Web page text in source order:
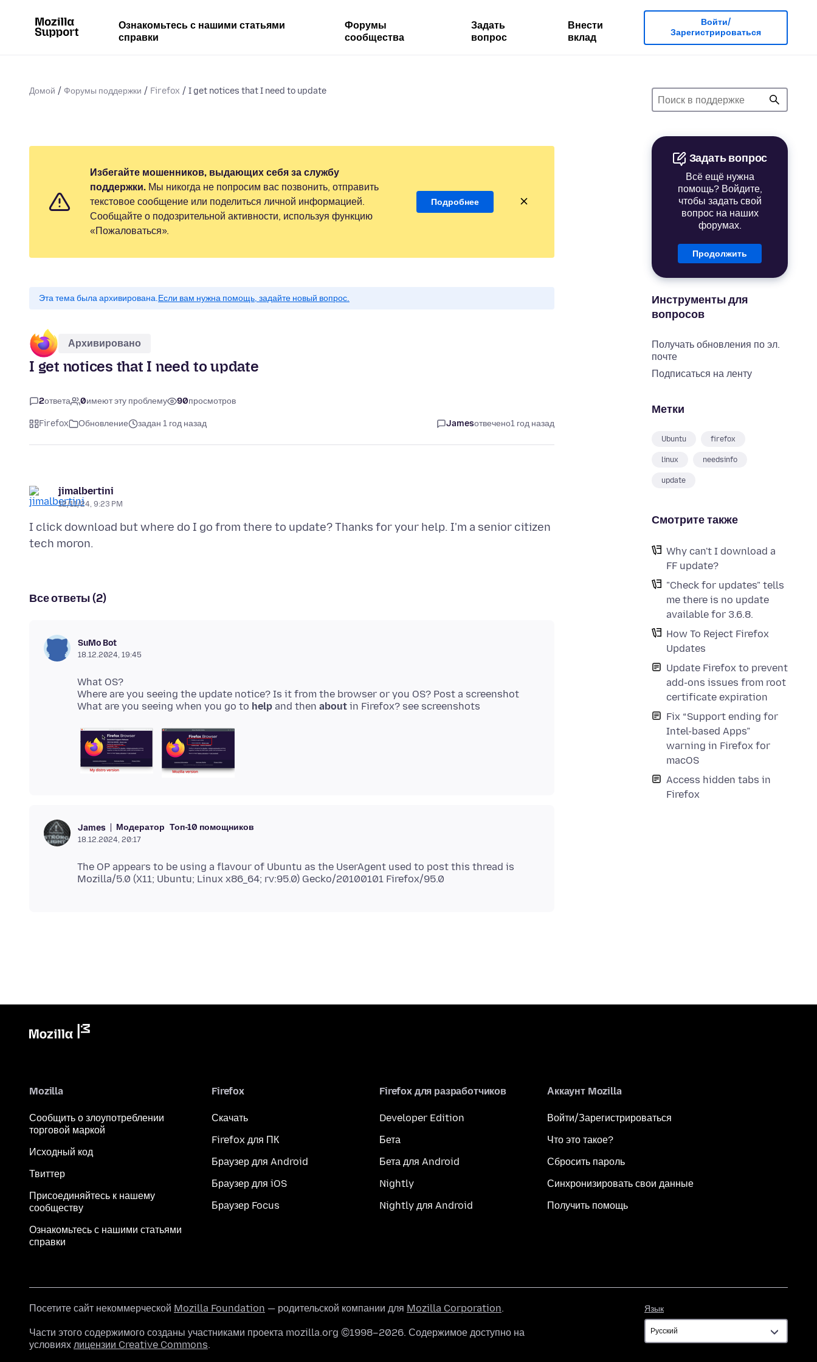
Ознакомьтесь с нашими статьями
справки
Форумы
сообщества
Задать
вопрос
Внести
вклад
Войти/
Зарегистрироваться
Домой Форумы поддержки Firefox I get notices that I need to update
Задать вопрос
Всё ещё нужна
помощь? Войдите,
чтобы задать свой
вопрос на наших
форумах.
Продолжить
Инструменты для
вопросов
Получать обновления по эл.
почте
Подписаться на ленту
Метки
Ubuntu firefox
linux needsinfo
update
Смотрите также
Why can't I download a
FF update?
"Check for updates" tells
me there is no update
available for 3.6.8.
How To Reject Firefox
Updates
Update Firefox to prevent
add-ons issues from root
certificate expiration
Fix “Support ending for
Intel-based Apps”
warning in Firefox for
macOS
Access hidden tabs in
Firefox
Избегайте мошенников, выдающих себя за службу
поддержки. Мы никогда не попросим вас позвонить, отправить
текстовое сообщение или поделиться личной информацией.
Сообщайте о подозрительной активности, используя функцию
«Пожаловаться».
Подробнее
Эта тема была архивирована.Если вам нужна помощь, задайте новый вопрос.
Архивировано
I get notices that I need to update
2ответа 0имеют эту проблему 90просмотров
Firefox Обновление задан 1 год назад Jamesотвечено1 год назад
jimalbertini
12/11/24, 9:23 PM
I click download but where do I go from there to update? Thanks for your help. I'm a senior citizen
Все ответы (2)
SuMo Bot
18.12.2024, 19:45
What OS?
Where are you seeing the update notice? Is it from the browser or you OS? Post a screenshot
What are you seeing when you go to help and then about
James Модератор Топ-10 помощников
18.12.2024, 20:17
The OP appears to be using a flavour of Ubuntu as the UserAgent used to post this thread is
Mozilla
Сообщить о злоупотреблении
торговой маркой
Исходный код
Твиттер
Присоединяйтесь к нашему
сообществу
Ознакомьтесь с нашими статьями
справки
Firefox
Скачать
Firefox для ПК
Браузер для Android
Браузер для iOS
Браузер Focus
Firefox для разработчиков
Developer Edition
Бета
Бета для Android
Nightly
Nightly для Android
Аккаунт Mozilla
Войти/Зарегистрироваться
Что это такое?
Сбросить пароль
Синхронизировать свои данные
Получить помощь
Язык
Посетите сайт некоммерческой Mozilla Foundation — родительской компании для Mozilla Corporation.
Части этого содержимого созданы участниками проекта mozilla.org ©1998–2026. Содержимое доступно на
условиях лицензии Creative Commons.